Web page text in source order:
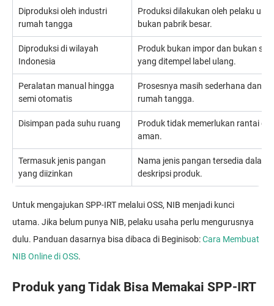
Diproduksi oleh industri
rumah tangga
Produksi dilakukan oleh pelaku
bukan pabrik besar.
Diproduksi di wilayah
Indonesia
Produk bukan impor dan bukan
yang ditempel label ulang.
Peralatan manual hingga
semi otomatis
Prosesnya masih sederhana dan
rumah tangga.
Disimpan pada suhu ruang
Produk tidak memerlukan rantai
aman.
Termasuk jenis pangan
yang diizinkan
Nama jenis pangan tersedia dalam
deskripsi produk.
Untuk mengajukan SPP-IRT melalui OSS, NIB menjadi kunci
utama. Jika belum punya NIB, pelaku usaha perlu mengurusnya
dulu. Panduan dasarnya bisa dibaca di Beginisob:Cara Membuat
NIB Online di OSS.
Produk yang Tidak Bisa Memakai SPP-IRT